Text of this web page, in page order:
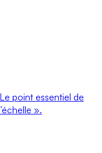
point essentiel de
».